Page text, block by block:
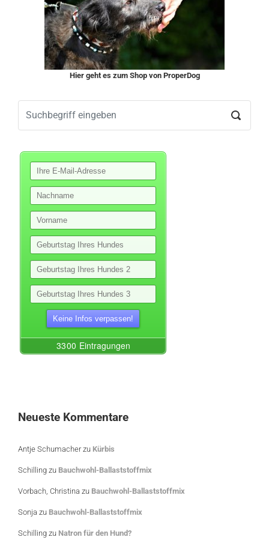
Hier geht es zum Shop von ProperDog
Neueste Kommentare
Antje Schumacherzu Kürbis
Schilling zu Bauchwohl-Ballaststoffmix
Vorbach, Christina zu Bauchwohl-Ballaststoffmix
Sonja zu Bauchwohl-Ballaststoffmix
Schilling zu Natron für den Hund?